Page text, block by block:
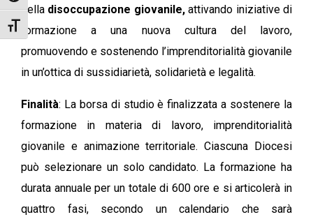
Attiva/disattiva dimensione testo
della disoccupazione giovanile,attivando iniziative di
formazione a una nuova cultura del lavoro,
promuovendo e sostenendo l’imprenditorialità giovanile
in un’ottica di sussidiarietà, solidarietà e legalità.
Finalità: La borsa di studio è finalizzata a sostenere la
formazione in materia di lavoro, imprenditorialità
giovanile e animazione territoriale. Ciascuna Diocesi
può selezionare un solo candidato. La formazione ha
durata annuale per un totale di 600 ore e si articolerà in
quattro fasi, secondo un calendario che sarà